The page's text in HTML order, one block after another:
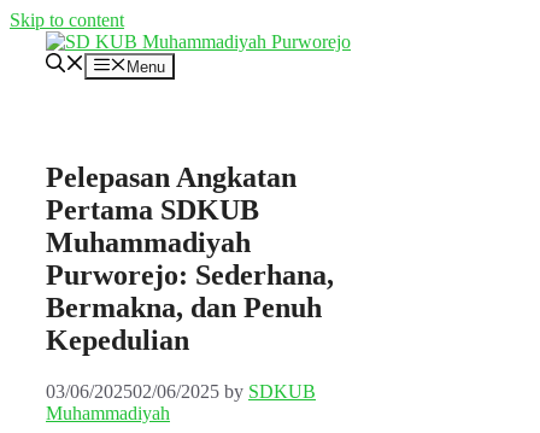
Skip to content
Menu
Pelepasan Angkatan
Pertama SDKUB
Muhammadiyah
Purworejo: Sederhana,
Bermakna, dan Penuh
Kepedulian
03/06/202502/06/2025 by SDKUB
Muhammadiyah